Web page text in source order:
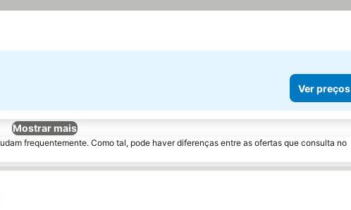
Ver preços
Mostrar mais
frequentemente. Como tal, pode haver diferenças entre as ofertas que consulta no